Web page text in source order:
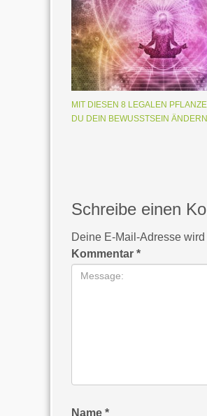
MIT DIESEN 8 LEGALEN
DU DEIN BEWUSSTSEIN ÄNDERN
Schreibe einen
Deine E-Mail-Adresse
Kommentar *
Name *